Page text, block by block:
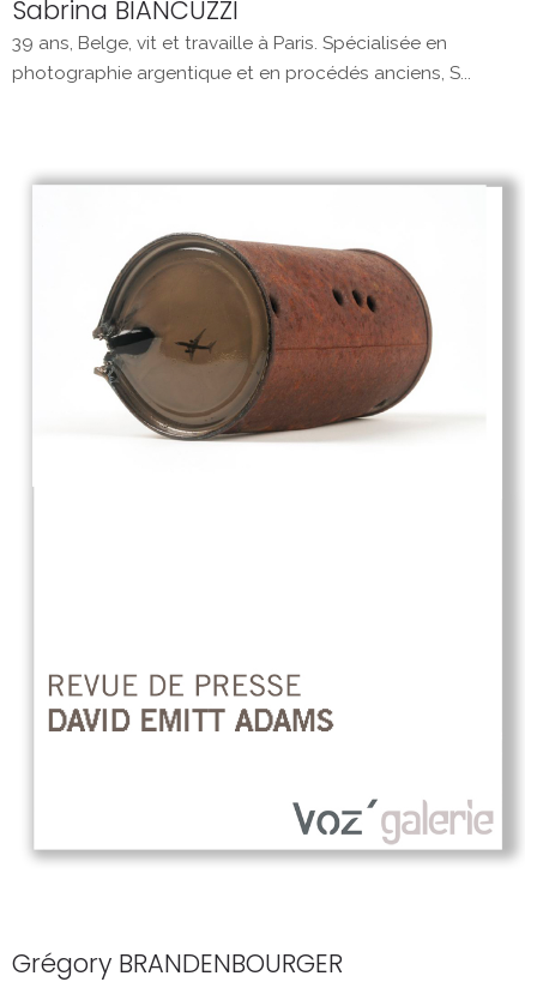
Sabrina BIANCUZZI
39 ans, Belge, vit et travaille à Paris. Spécialisée en
photographie argentique et en procédés anciens, S...
Grégory BRANDENBOURGER